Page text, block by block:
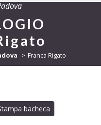
Franca Rigato
bacheca